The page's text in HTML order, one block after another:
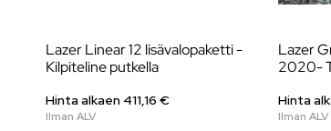
Lazer Linear 12 lisävalopaketti -
Kilpiteline putkella
Hinta alkaen 411,16 €
Lazer
2020-
Hinta